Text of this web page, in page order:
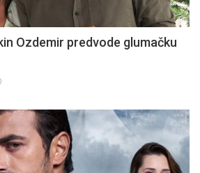
Ozdemir predvode glumačku